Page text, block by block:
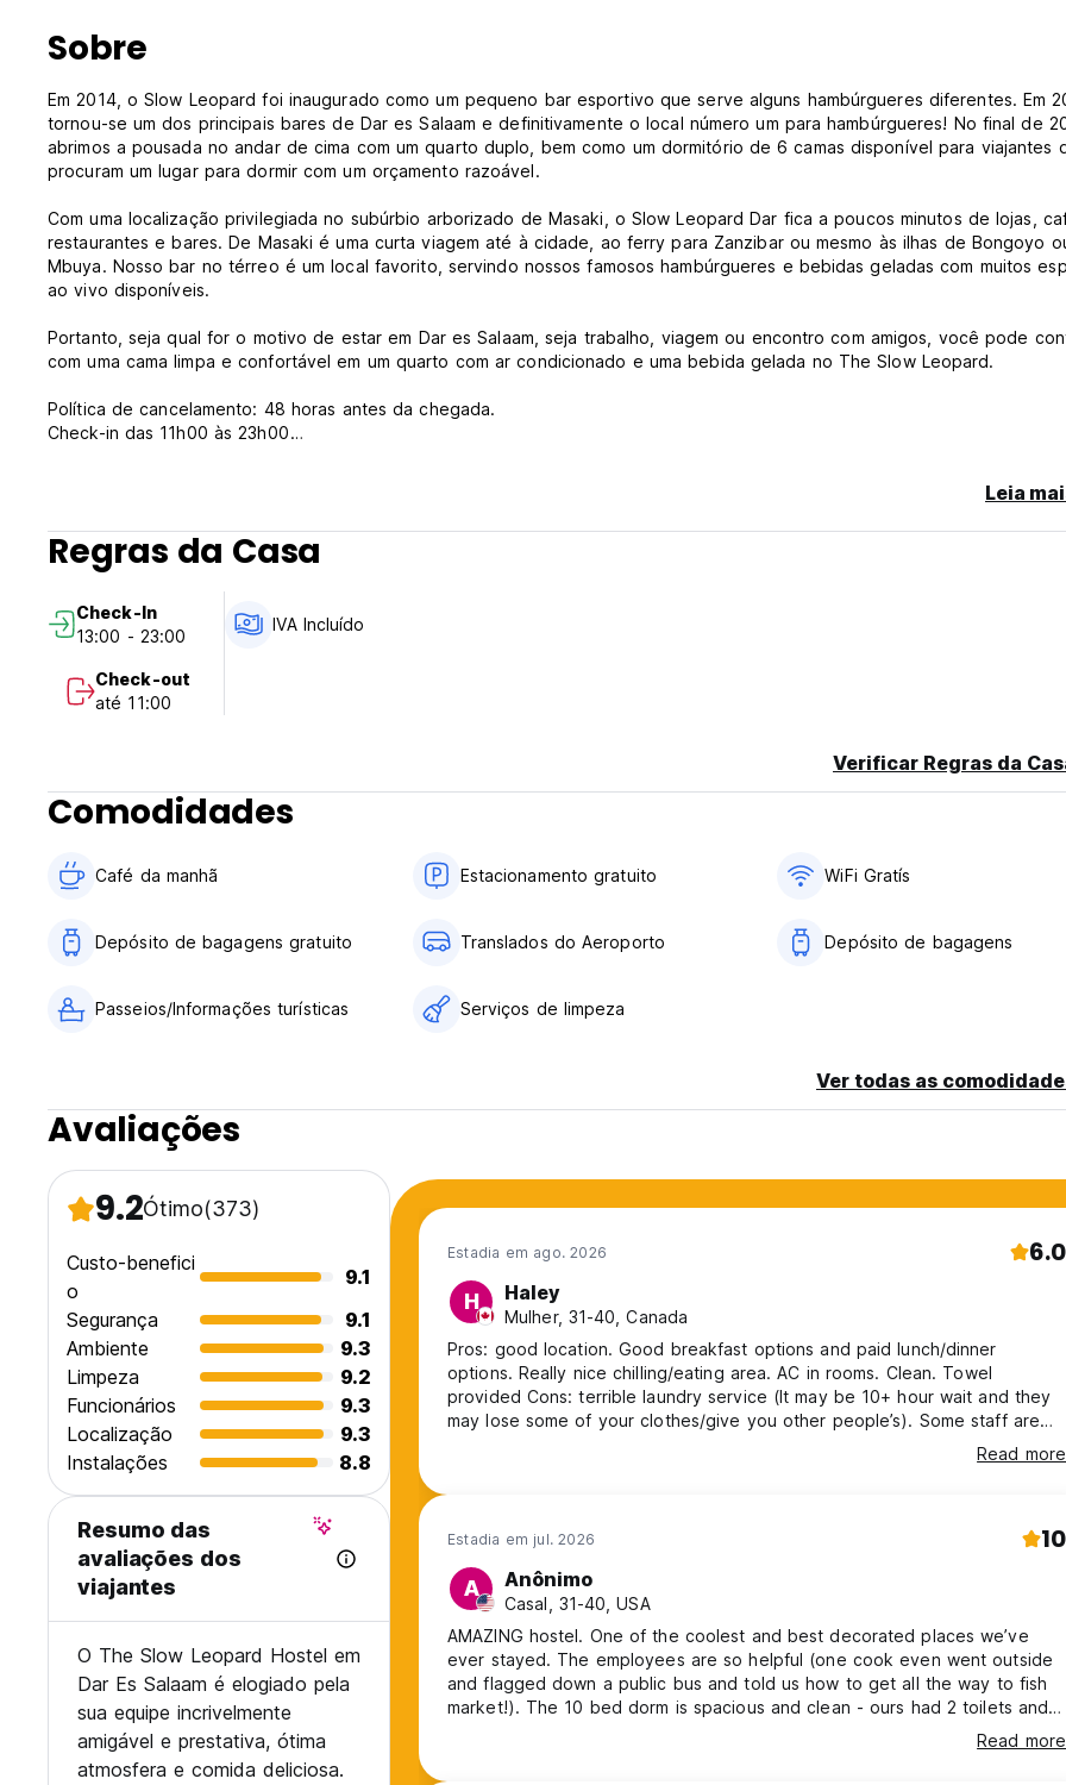
Sobre
Em 2014, o Slow Leopard foi inaugurado como um pequeno bar esportivo que serve alguns hambúrgueres diferentes. Em
tornou-se um dos principais bares de Dar es Salaam e definitivamente o local número um para hambúrgueres! No final de
abrimos a pousada no andar de cima com um quarto duplo, bem como um dormitório de 6 camas disponível para viajantes
procuram um lugar para dormir com um orçamento razoável.
Com uma localização privilegiada no subúrbio arborizado de Masaki, o Slow Leopard Dar fica a poucos minutos de lojas,
restaurantes e bares. De Masaki é uma curta viagem até à cidade, ao ferry para Zanzibar ou mesmo às ilhas de Bongoyo
Mbuya. Nosso bar no térreo é um local favorito, servindo nossos famosos hambúrgueres e bebidas geladas com muitos
ao vivo disponíveis.
Portanto, seja qual for o motivo de estar em Dar es Salaam, seja trabalho, viagem ou encontro com amigos, você pode
com uma cama limpa e confortável em um quarto com ar condicionado e uma bebida gelada no The Slow Leopard.
Política de cancelamento: 48 horas antes da chegada.
Check-in das 11h00 às 23h00
Esta propriedade poderá pré-autorizar o seu cartão antes da chegada.
Impostos incluídos.
Em geral:
Recepção das 10h às 23h.
Sem toque de recolher.
Leia
Regras da Casa
Check-In
13:00 - 23:00
Check-out
até 11:00
IVA Incluído
Verificar Regras da
Comodidades
Café da manhã Estacionamento gratuito WiFi Gratís
Depósito de bagagens gratuito Translados do Aeroporto Depósito de bagagens
Passeios/Informações turísticas Serviços de limpeza
Ver todas as
Avaliações
9.2Ótimo(373)
Custo-benefici
o
9.1
Segurança
9.1
Ambiente
9.3
Limpeza
9.2
Funcionários
9.3
Localização
9.3
Instalações
8.8
Resumo das
avaliações dos
viajantes
O The Slow Leopard Hostel em
Dar Es Salaam é elogiado pela
sua equipe incrivelmente
amigável e prestativa, ótima
atmosfera e comida deliciosa.
Estadia em ago. 2026 6.0
H Haley
Mulher, 31-40, Canada
Pros: good location. Good breakfast options and paid lunch/dinner
options. Really nice chilling/eating area. AC in rooms. Clean. Towel
provided Cons: terrible laundry service (It may be 10+ hour wait and they
may lose some of your clothes/give you other people’s). Some staff are
unbothered/unhelpful (one really nice one though). Lack of security - room
had no lock, 2 lockers broken, no curtains on bunk beds as in photos. 1
Read more
Estadia em jul. 2026 10
A Anônimo
Casal, 31-40, USA
AMAZING hostel. One of the coolest and best decorated places we’ve
ever stayed. The employees are so helpful (one cook even went outside
and flagged down a public bus and told us how to get all the way to fish
market!). The 10 bed dorm is spacious and clean - ours had 2 toilets and 3
Read more